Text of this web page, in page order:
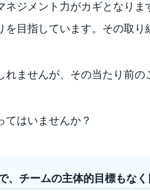
ジメント力がカギとなり
目指しています。その取
れませんが、その当たり前
てはいませんか？
、チームの主体的目標もな